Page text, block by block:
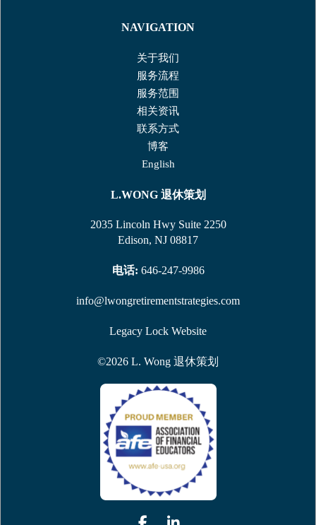
NAVIGATION
关于我们
服务流程
服务范围
相关资讯
联系⽅式
博客
English
L.WONG 退休策划
2035 Lincoln Hwy Suite 2250
Edison, NJ 08817
电话: 646-247-9986
info@lwongretirementstrategies.com
Legacy Lock Website
©2026 L. Wong 退休策划